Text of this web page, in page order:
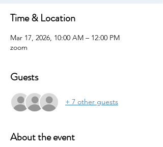
Time & Location
Mar 17, 2026, 10:00 AM – 12:00 PM
zoom
Guests
+ 7 other guests
About the event